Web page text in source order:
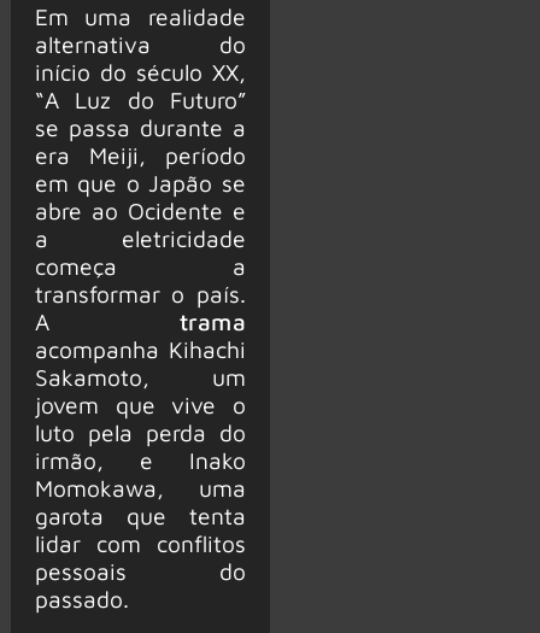
Em uma realidade
alternativa do
início do século XX,
“A Luz do Futuro”
se passa durante a
era Meiji, período
em que o Japão se
abre ao Ocidente e
a eletricidade
começa a
transformar o país.
A trama
acompanha Kihachi
Sakamoto, um
jovem que vive o
luto pela perda do
irmão, e Inako
Momokawa, uma
garota que tenta
lidar com conflitos
pessoais do
passado.